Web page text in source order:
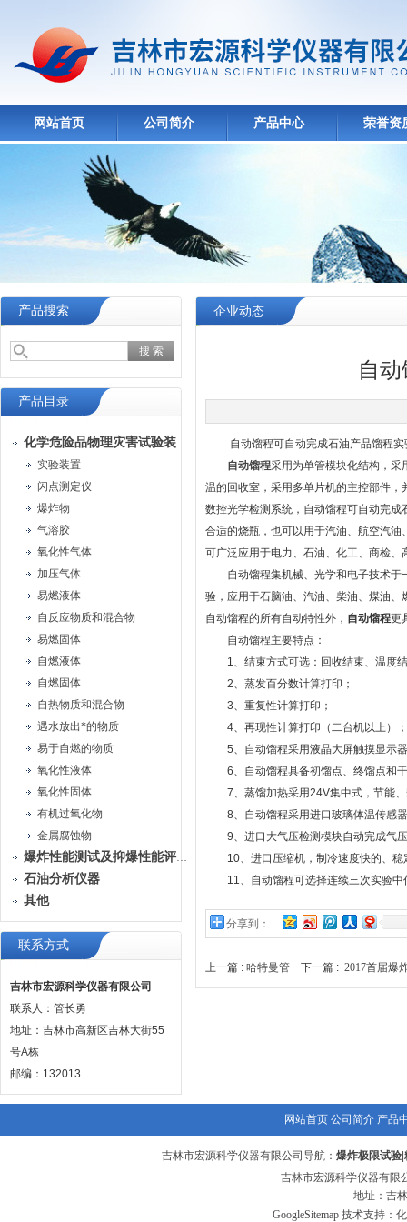
网站首页 公司简介 产品中心 荣誉资
产品搜索
产品目录
化学危险品物理灾害试验装置
实验装置
闪点测定仪
爆炸物
气溶胶
氧化性气体
加压气体
易燃液体
自反应物质和混合物
易燃固体
自燃液体
自燃固体
自热物质和混合物
遇水放出*的物质
易于自燃的物质
氧化性液体
氧化性固体
有机过氧化物
金属腐蚀物
爆炸性能测试及抑爆性能评定装置
石油分析仪器
其他
联系方式
吉林市宏源科学仪器有限公司
联系人：管长勇
地址：吉林市高新区吉林大街55
号A栋
邮编：132013
企业动态
自
自动馏程可自动完成石油产品馏程实
自动馏程采用为单管模块化结构，采
温的回收室，采用多单片机的主控部件
数控光学检测系统，自动馏程可自动完
合适的烧瓶，也可以用于汽油、航空汽
可广泛应用于电力、石油、化工、商检、
自动馏程集机械、光学和电子技术于
验，应用于石脑油、汽油、柴油、煤油
自动馏程的所有自动特性外， 自动馏程更
自动馏程主要特点：
1、结束方式可选：回收结束、温度结
2、蒸发百分数计算打印；
3、重复性计算打印；
4、再现性计算打印（二台机以上）；
5、自动馏程采用液晶大屏触摸显示
6、自动馏程具备初馏点、终馏点和干
7、蒸馏加热采用24V集中式，节能、
8、自动馏程采用进口玻璃体温传感
9、进口大气压检测模块自动完成气
10、进口压缩机，制冷速度快的、稳
11、自动馏程可选择连续三次实验中
分享到：
上一篇 : 哈特曼管 下一篇 : 2017首届爆
网站首页 公司简介 产品
吉林市宏源科学仪器有限公司导航： 爆炸极限试验
吉林市宏源科学仪器有限
地址：吉
GoogleSitemap 技术支持：